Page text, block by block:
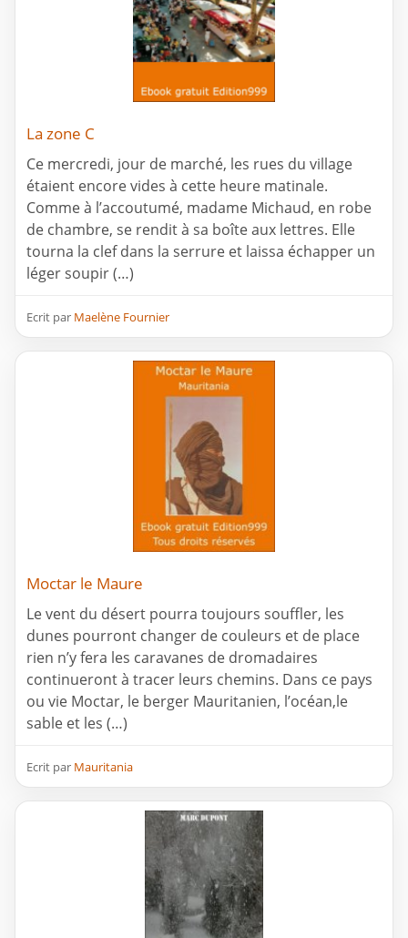
La zone C
Ce mercredi, jour de marché, les rues du village
étaient encore vides à cette heure matinale.
Comme à l’accoutumé, madame Michaud, en robe
de chambre, se rendit à sa boîte aux lettres. Elle
tourna la clef dans la serrure et laissa échapper un
léger soupir (…)
Ecrit par Maelène Fournier
Moctar le Maure
Le vent du désert pourra toujours souffler, les
dunes pourront changer de couleurs et de place
rien n’y fera les caravanes de dromadaires
continueront à tracer leurs chemins. Dans ce pays
ou vie Moctar, le berger Mauritanien, l’océan,le
sable et les (…)
Ecrit par Mauritania